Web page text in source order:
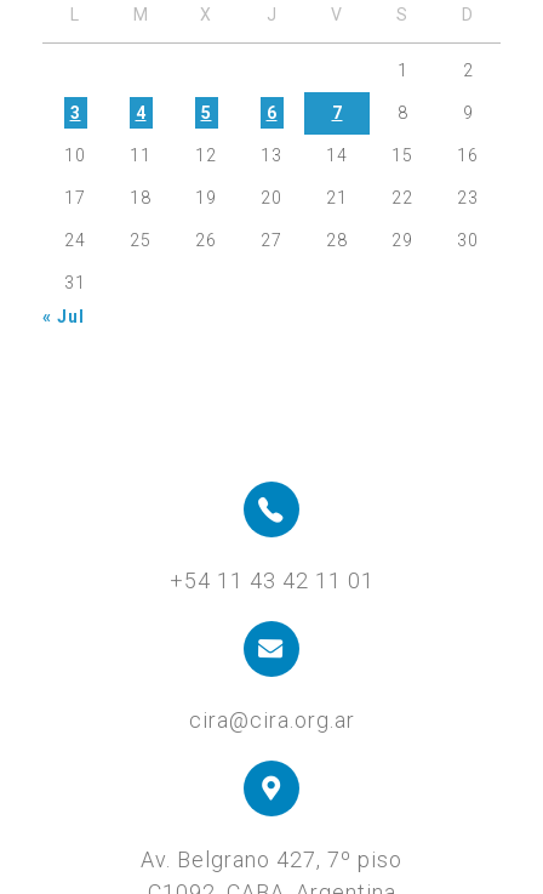
L M X J V S D
1 2
3 4 5 6 7 8 9
10 11 12 13 14 15 16
17 18 19 20 21 22 23
24 25 26 27 28 29 30
31
« Jul
+54 11 43 42 11 01
cira@cira.org.ar
Av. Belgrano 427, 7º piso